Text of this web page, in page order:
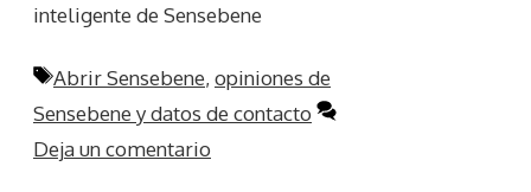
inteligente de Sensebene
Etiquetas
Abrir Sensebene, opiniones de
Sensebene y datos de contacto
Deja un comentario